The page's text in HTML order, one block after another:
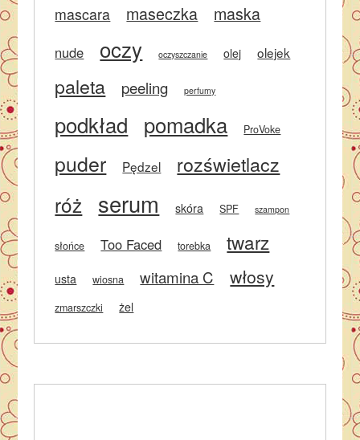
mascara maseczka maska
nude oczy oczyszczanie olej olejek
paleta peeling perfumy
podkład pomadka ProVoke
puder Pędzel rozświetlacz
róż serum skóra SPF szampon
słońce Too Faced torebka twarz
usta wiosna witamina C włosy
zmarszczki żel